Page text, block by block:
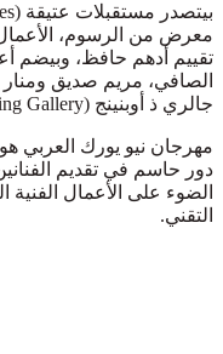
معرض من الرسوم، الأعمال
تقييم أدهم حافظ، وبيضم
الصافي، مريم صديق
جالري ذ أوبنينج (The Opening Gallery) بين ١٠ و٢١ نيسان الجاري.
مهرجان نيو يورك العربي
دور حاسم في تقديم
الضوء على الأعمال الفنية
التقني.